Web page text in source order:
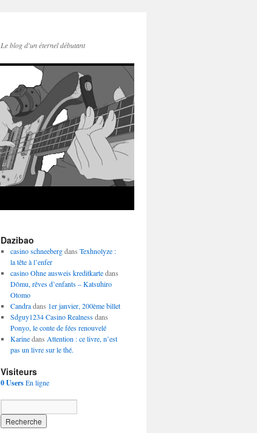
Le blog d'un éternel débutant
Dazibao
casino schneebergdans Texhnolyze :
la tête à l’enfer
casino Ohne ausweis kreditkartedans
Dômu, rêves d’enfants – Katsuhiro
Otomo
Candradans 1er janvier, 200ème billet
Sdguy1234 Casino Realnessdans
Ponyo, le conte de fées renouvelé
Karinedans Attention : ce livre, n’est
pas un livre sur le thé.
Visiteurs
0 UsersEn ligne